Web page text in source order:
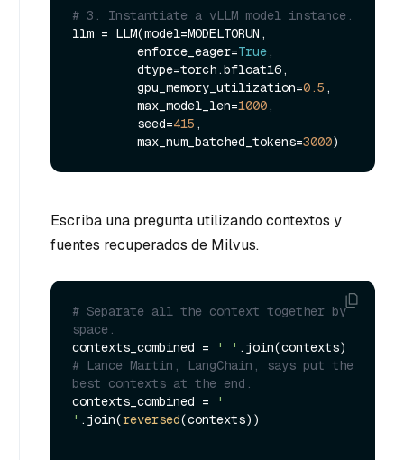
# 3. Instantiate a vLLM model instance.
llm = LLM(model=MODELTORUN,
         enforce_eager=
True,
         gpu_memory_utilization=
0.5 ,
         max_model_len=
1000,
         seed=
415 ,
         max_num_batched_tokens=
3000
Escriba una pregunta utilizando contextos y
fuentes recuperados de Milvus.
# Separate all the context together by
space.
contexts_combined =
' '
# Lance Martin, LangChain, says put the
best contexts at the end.
contexts_combined =
'
' .join(reversed(contexts))